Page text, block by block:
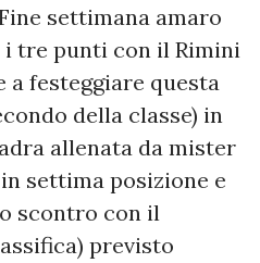
settimana amaro
i tre punti con il Rimini
festeggiare questa
della classe) in
allenata da mister
settima posizione e
scontro con il
previsto